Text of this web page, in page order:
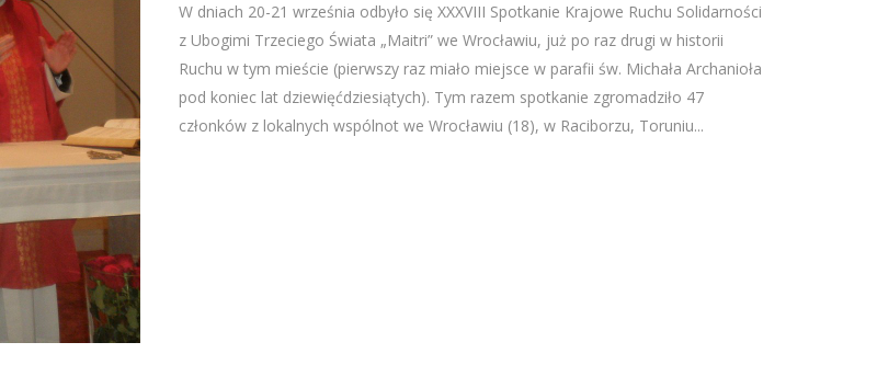
W dniach 20-21 września odbyło się XXXVIII Spotkanie Krajowe Ruchu Solidarności
z Ubogimi Trzeciego Świata „Maitri” we Wrocławiu, już po raz drugi w historii
Ruchu w tym mieście (pierwszy raz miało miejsce w parafii św. Michała Archanioła
pod koniec lat dziewięćdziesiątych). Tym razem spotkanie zgromadziło 47
członków z lokalnych wspólnot we Wrocławiu (18), w Raciborzu, Toruniu...